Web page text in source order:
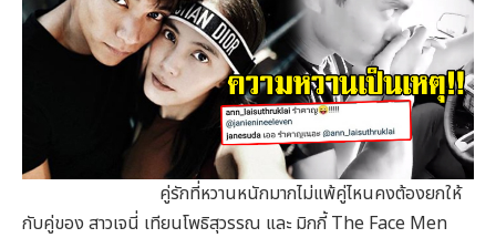
คู่รักที่หวานหนักมากไม่แพ้คู่ไหนคงต้องยกให้
กับคู่ของ สาวเจนี่ เทียนโพธิสุวรรณ และ มิกกี้ The Face Men